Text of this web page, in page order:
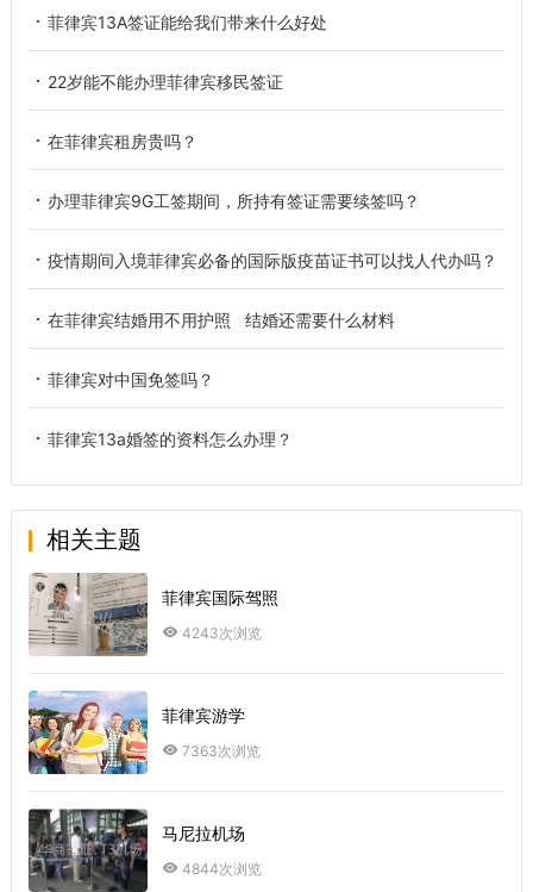
菲律宾13A签证能给我们带来什么好处
22岁能不能办理菲律宾移民签证
在菲律宾租房贵吗？
办理菲律宾9G工签期间，所持有签证需要续签吗？
疫情期间入境菲律宾必备的国际版疫苗证书可以找人代办吗？
在菲律宾结婚用不用护照 结婚还需要什么材料
菲律宾对中国免签吗？
菲律宾13a婚签的资料怎么办理？
相关主题
菲律宾国际驾照
4243次浏览
菲律宾游学
7363次浏览
马尼拉机场
4844次浏览